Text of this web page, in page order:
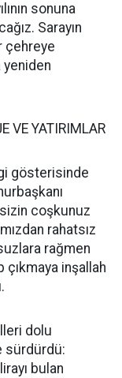
sonuna
Sarayın
çehreye
yeniden
VE YATIRIMLAR
gösterisinde
sizin coşkunuz
rahatsız
rağmen
çıkmaya inşallah
dolu
sürdürdü:
bulan